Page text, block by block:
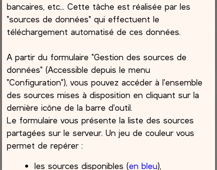
bancaires, etc... Cette tâche est réalisée par les
"sources de données" qui effectuent le
téléchargement automatisé de ces données.
A partir du formulaire "Gestion des sources de
données" (Accessible depuis le menu
"Configuration"), vous pouvez accéder à l'ensemble
des sources mises à disposition en cliquant sur la
dernière icône de la barre d'outil.
Le formulaire vous présente la liste des sources
partagées sur le serveur. Un jeu de couleur vous
permet de repérer :
les sources disponibles (en bleu),